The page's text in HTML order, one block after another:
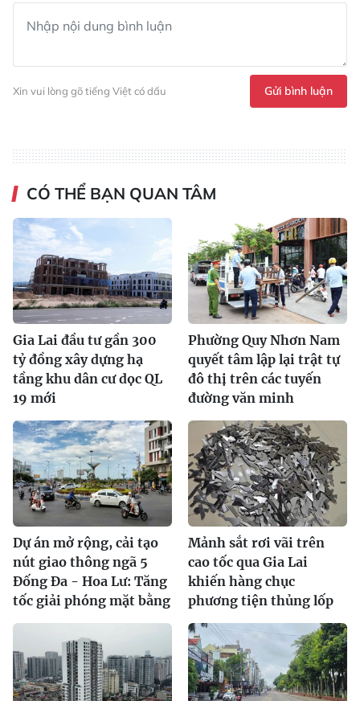
Xin vui lòng gõ tiếng Việt có dấu Gửi bình luận
CÓ THỂ BẠN QUAN TÂM
Gia Lai đầu tư gần 300
tỷ đồng xây dựng hạ
tầng khu dân cư dọc QL
19 mới
Phường Quy Nhơn Nam
quyết tâm lập lại trật tự
đô thị trên các tuyến
đường văn minh
Dự án mở rộng, cải tạo
nút giao thông ngã 5
Đống Đa - Hoa Lư: Tăng
tốc giải phóng mặt bằng
Mảnh sắt rơi vãi trên
cao tốc qua Gia Lai
khiến hàng chục
phương tiện thủng lốp